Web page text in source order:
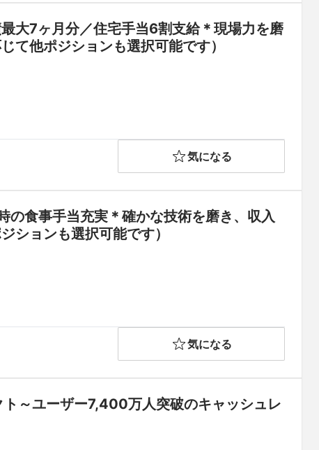
大7ヶ月分／住宅手当6割支給＊現場力を磨
て他ポジションも選択可能です）
気になる
の食事手当充実＊確かな技術を磨き、収入
ションも選択可能です）
気になる
ト～ユーザー7,400万人突破のキャッシュレ